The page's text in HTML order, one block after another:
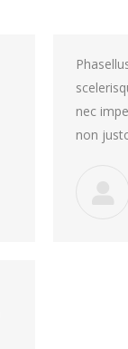
nec
non